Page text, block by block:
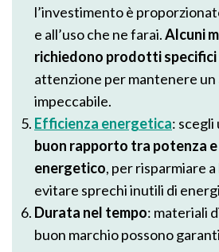
l’investimento è
e all’uso che ne farai.Alcuni
richiedono prodotti specifici
attenzione per mantenere
impeccabile.
Efficienza energetica: scegli
buon rapporto tra potenza
energetico, per risparmiare
evitare sprechi inutili di
Durata nel tempo: materiali
buon marchio possono